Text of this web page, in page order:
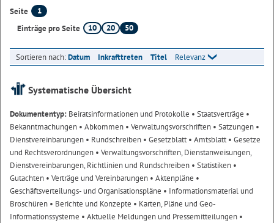
Seite
1
Einträge pro Seite
10 20 50
Sortieren nach:Datum Inkrafttreten Titel Relevanz
Systematische Übersicht
Dokumententyp: Beiratsinformationen und Protokolle • Staatsverträge •
Bekanntmachungen • Abkommen • Verwaltungsvorschriften • Satzungen •
Dienstvereinbarungen • Rundschreiben • Gesetzblatt• Amtsblatt• Gesetze
und Rechtsverordnungen • Verwaltungsvorschriften, Dienstanweisungen,
Dienstvereinbarungen, Richtlinien und Rundschreiben • Statistiken •
Gutachten • Verträge und Vereinbarungen • Aktenpläne •
Geschäftsverteilungs- und Organisationspläne • Informationsmaterial und
Broschüren • Berichte und Konzepte • Karten, Pläne und Geo-
Informationssysteme • Aktuelle Meldungen und Pressemitteilungen •